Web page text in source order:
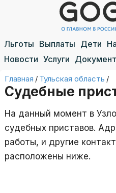
Льготы Выплаты Дети
Новости Услуги
Главная / Тульская область /
Судебные
На данный момент в
судебных приставов.
работы, и другие
расположены ниже.